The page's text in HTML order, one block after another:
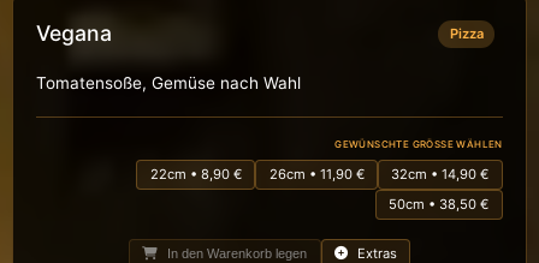
Vegana Pizza
Tomatensoße, Gemüse nach Wahl
GEWÜNSCHTE GRÖSSE WÄHLEN
22cm • 8,90 € 26cm • 11,90 €
32cm • 14,90 €
50cm • 38,50 €
In den Warenkorb legen Extras